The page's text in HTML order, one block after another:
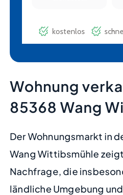
Wohnung
85368 Wang
Der Wohnungsmarkt in
Wang Wittibsmühle
Nachfrage, die
ländliche Umgebung